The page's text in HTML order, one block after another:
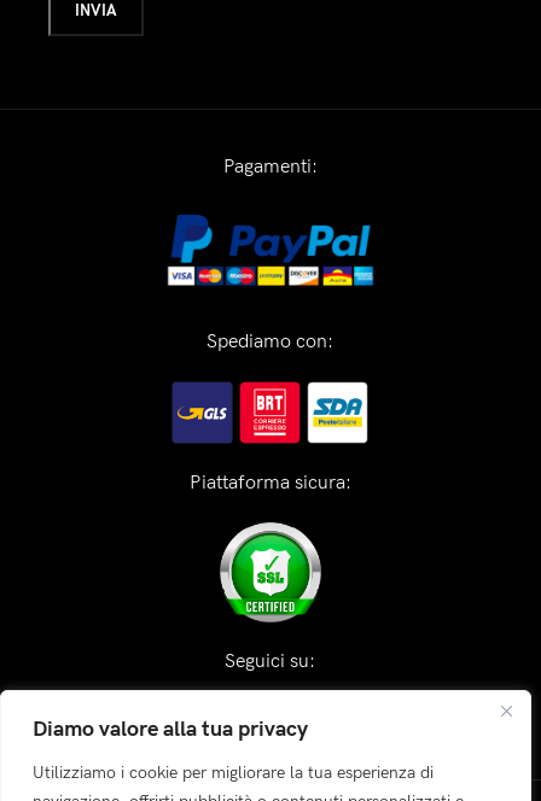
Diamo valore alla tua privacy
Utilizziamo i cookie per migliorare la tua esperienza di
Pagamenti:
Spediamo con:
Piattaforma sicura:
Seguici su: